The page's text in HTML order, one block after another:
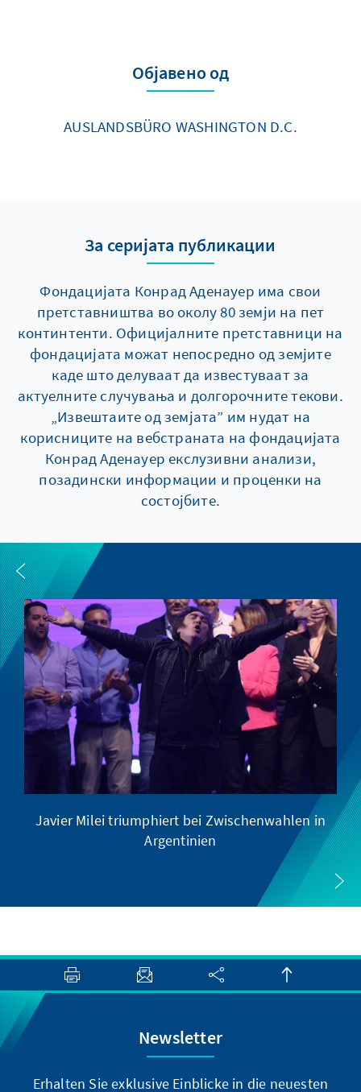
Објавено од
AUSLANDSBÜRO WASHINGTON D.C.
За серијата публикации
Фондацијата Конрад Аденауер има свои
претставништва во околу 80 земји на пет
континтенти. Официјалните претставници на
фондацијата можат непосредно од земјите
каде што делуваат да известуваат за
актуелните случувања и долгорочните текови.
„Извештаите од земјата” им нудат на
корисниците на вебстраната на фондацијата
Конрад Аденауер екслузивни анализи,
позадински информации и проценки на
состојбите.
Javier Milei triumphiert bei Zwischenwahlen in
Argentinien
Newsletter
Erhalten Sie exklusive Einblicke in die neuesten